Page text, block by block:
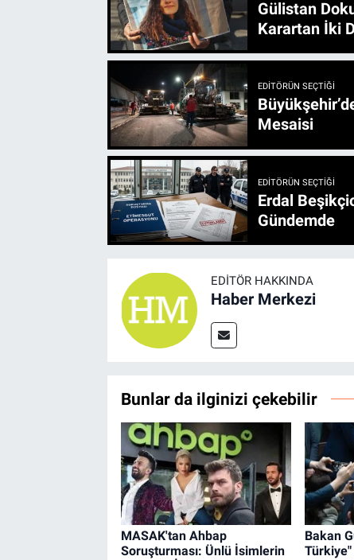
Gülistan
Karartan İki
EDITÖRÜN SEÇTIĞI
Büyükşehir’den 3 İlçe 20 Noktada Yeni
Mesaisi
EDITÖRÜN SEÇTIĞI
Erdal
Gündemde
EDITÖR HAKKINDA
Haber Merkezi
Bunlar da ilginizi çekebilir
MASAK'tan Ahbap
Soruşturması: Ünlü İsimlerin
Bakan
Türkiye"